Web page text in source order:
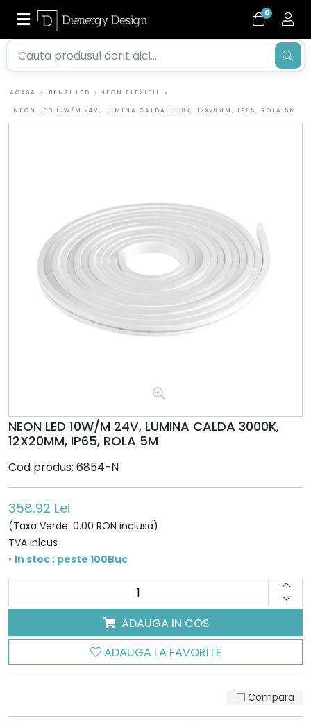
0
ACASA BENZI LED NEON FLEXIBIL
NEON LED 10W/M 24V, LUMINA CALDA 3000K, 12X20MM, IP65, ROLA 5M
NEON LED 10W/M 24V, LUMINA CALDA 3000K,
12X20MM, IP65, ROLA 5M
Cod produs: 6854-N
358.92 Lei
(Taxa Verde: 0.00 RON inclusa)
TVA inlcus
• In stoc : peste 100Buc
ADAUGA IN COS
ADAUGA LA FAVORITE
Compara